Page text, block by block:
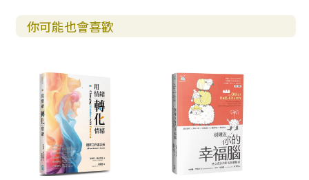
你可能也會喜歡